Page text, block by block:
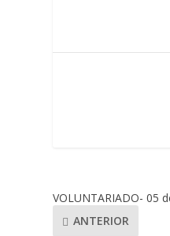
VOLUNTARIADO- 05
ANTERIOR